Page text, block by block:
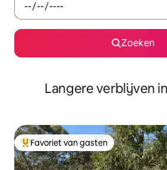
Zoeken
Langere verblijven
Topfavoriet van gasten
Favoriet van gasten